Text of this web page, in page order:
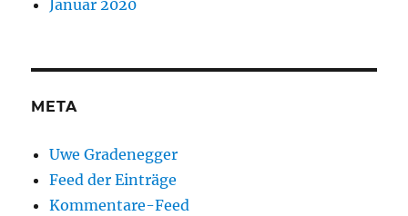
Januar 2020
META
Uwe Gradenegger
Feed der Einträge
Kommentare-Feed